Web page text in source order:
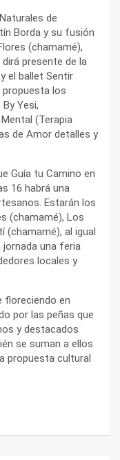
de
Borda y su fusión
(chamamé),
presente de la
el ballet Sentir
propuesta los
Yesi,
(Terapia
de Amor detalles y
Guía tu Camino en
16 habrá una
Estarán los
(chamamé), Los
(chamamé), al igual
jornada una feria
locales y
floreciendo en
por las peñas que
y destacados
se suman a ellos
propuesta cultural